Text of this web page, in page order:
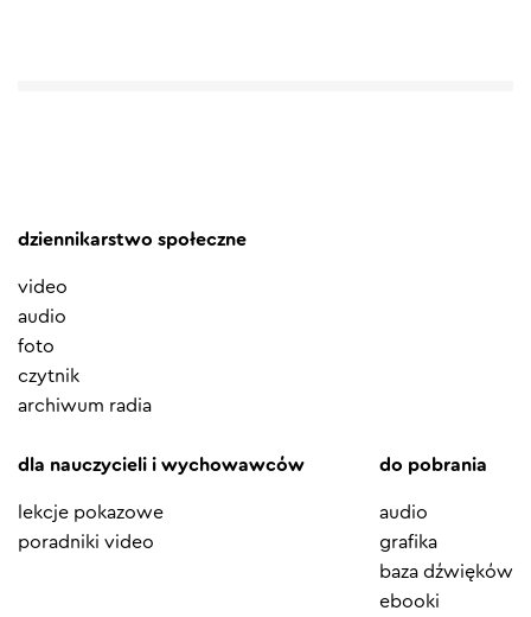
dziennikarstwo społeczne
video
audio
foto
czytnik
archiwum radia
dla nauczycieli i wychowawców
lekcje pokazowe
poradniki video
do pobrania
audio
grafika
baza dźwięków
ebooki